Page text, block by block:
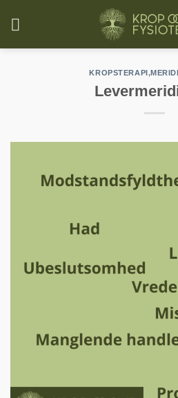
KROPSTERAPI,